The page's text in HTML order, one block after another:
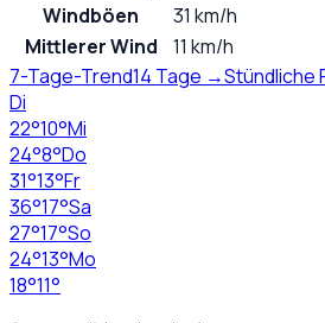
Windböen
31 km/h
Mittlerer Wind
11 km/h
7-Tage-Trend14 Tage →Stündliche
Di
22°10°Mi
24°8°Do
31°13°Fr
36°17°Sa
27°17°So
24°13°Mo
18°11°